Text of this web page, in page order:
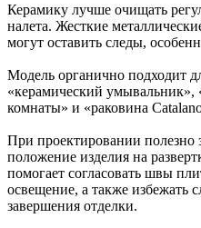
Керамику лучше очищать
налета. Жесткие
могут оставить следы,
Модель органично подходит
«керамический умывальник»,
комнаты» и «раковина
При проектировании полезно
положение изделия на
помогает согласовать швы
освещение, а также избежать
завершения отделки.